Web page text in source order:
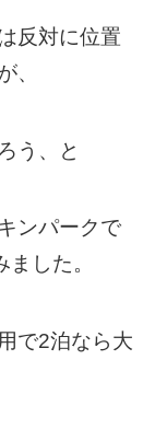
反対に位置
、
う、と
ンパークで
した。
で2泊なら大